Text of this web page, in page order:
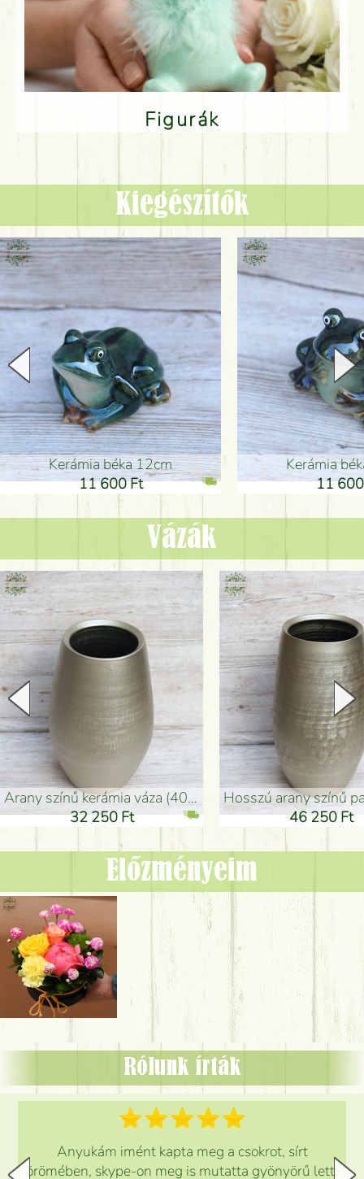
Figurák
Kiegészítők
Kerámia béka 12cm
11 600 Ft
Kerámia
11
Vázák
arany színű kerámia váza (40x26cm)
32 250 Ft
hosszú arany színű
46 250 Ft
Előzményeim
Rólunk írták
Anyukám imént kapta meg a csokrot, sírt
örömében, skype-on meg is mutatta gyönyörű lett.